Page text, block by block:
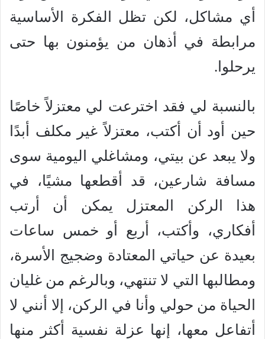
أي مشاكل، لكن تظل الفكرة الأساسية
مرابطة في أذهان من يؤمنون بها حتى
يرحلوا.
بالنسبة لي فقد اخترعت لي معتزلاً خاصًا
حين أود أن أكتب، معتزلاً غير مكلف أبدًا
ولا يبعد عن بيتي، ومشاغلي اليومية سوى
مسافة شارعين، قد أقطعها مشيًا، في
هذا الركن المعتزل يمكن أن أرتب
أفكاري، وأكتب، أربع أو خمس ساعات
بعيدة عن حياتي المعتادة وضجيج الأسرة،
ومطالبها التي لا تنتهي، وبالرغم من غليان
الحياة من حولي وأنا في الركن، إلا أنني لا
أتفاعل معها، إنها عزلة نفسية أكثر منها